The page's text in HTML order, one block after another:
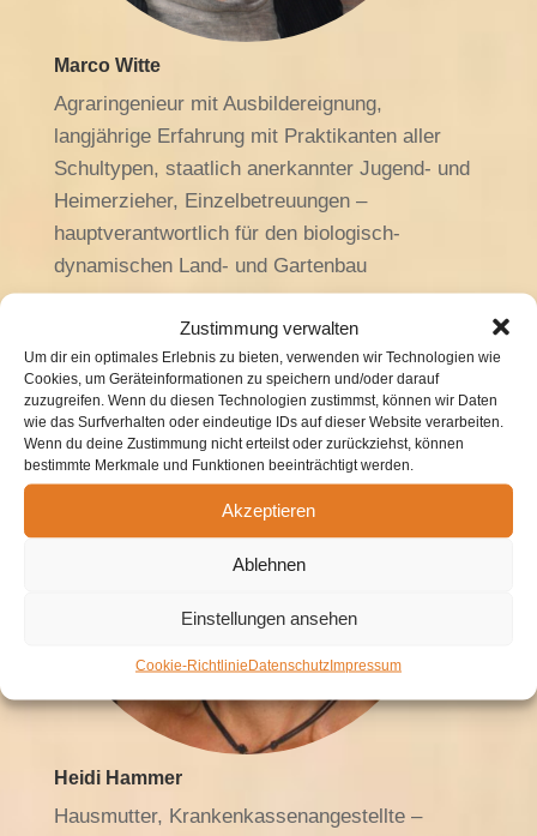
Zustimmung verwalten
Um dir ein optimales Erlebnis zu bieten, verwenden wir Technologien wie
Cookies, um Geräteinformationen zu speichern und/oder darauf
zuzugreifen. Wenn du diesen Technologien zustimmst, können wir Daten
wie das Surfverhalten oder eindeutige IDs auf dieser Website verarbeiten.
Wenn du deine Zustimmung nicht erteilst oder zurückziehst, können
bestimmte Merkmale und Funktionen beeinträchtigt werden.
Akzeptieren
Ablehnen
Einstellungen ansehen
Cookie-RichtlinieDatenschutzImpressum
Marco Witte
Agraringenieur mit Ausbildereignung,
langjährige Erfahrung mit Praktikanten aller
Schultypen, staatlich anerkannter Jugend- und
Heimerzieher, Einzelbetreuungen –
hauptverantwortlich für den biologisch-
dynamischen Land- und Gartenbau
marco.witte(at)luisenhof-gemeinschaft.de
Heidi Hammer
Hausmutter, Krankenkassenangestellte –